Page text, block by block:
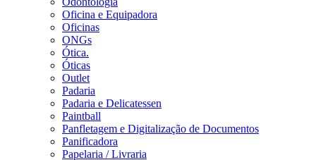
Oficina e Equipadora
Oficinas
ONGs
Ótica.
Óticas
Outlet
Padaria
Padaria e Delicatessen
Paintball
Panfletagem e Digitalização de Documentos
Panificadora
Papelaria / Livraria